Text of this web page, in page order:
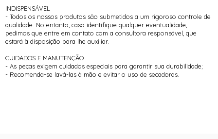
INDISPENSÁVEL
- Todos os nossos produtos são submetidos a um rigoroso controle de
qualidade. No entanto, caso identifique qualquer eventualidade,
pedimos que entre em contato com a consultora responsável, que
estará à disposição para lhe auxiliar.
CUIDADOS E MANUTENÇÃO
- As peças exigem cuidados especiais para garantir sua durabilidade;
- Recomenda-se lavá-las à mão e evitar o uso de secadoras.